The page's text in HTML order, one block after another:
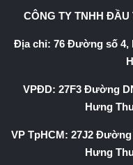
CÔNG TY TNHH
Địa chỉ: 76 Đường số 4,
VPĐD: 27F3 Đường
Hưng
VP TpHCM: 27J2
Hưng